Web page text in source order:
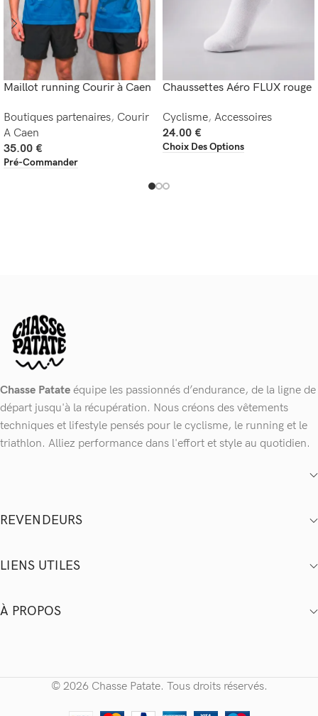
Maillot running Courir à Caen
Boutiques partenaires, Courir
A Caen
35.00 €
Pré-Commander
Chaussettes Aéro FLUX rouge
Cyclisme, Accessoires
24.00 €
Choix Des Options
Chasse Patate équipe les passionnés d’endurance, de la ligne de
départ jusqu'à la récupération. Nous créons des vêtements
techniques et lifestyle pensés pour le cyclisme, le running et le
triathlon. Alliez performance dans l'effort et style au quotidien.
REVENDEURS
LIENS UTILES
À PROPOS
© 2026 Chasse Patate. Tous droits réservés.